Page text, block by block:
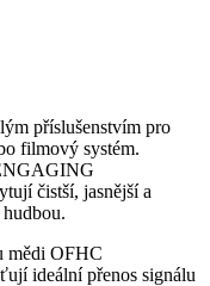
příslušenstvím pro
filmový systém.
čistší, jasnější a
mědi OFHC
ideální přenos signálu